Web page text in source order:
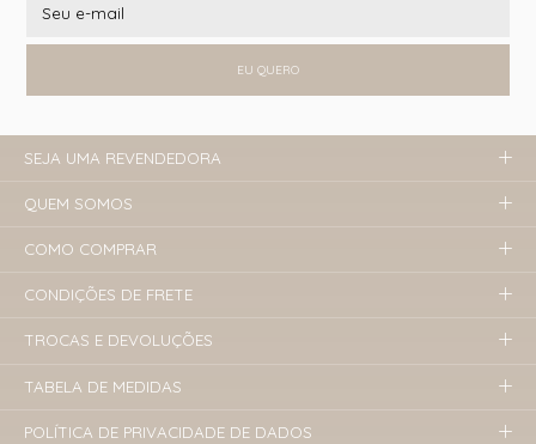
EU QUERO
SEJA UMA REVENDEDORA
QUEM SOMOS
COMO COMPRAR
CONDIÇÕES DE FRETE
TROCAS E DEVOLUÇÕES
TABELA DE MEDIDAS
POLÍTICA DE PRIVACIDADE DE DADOS